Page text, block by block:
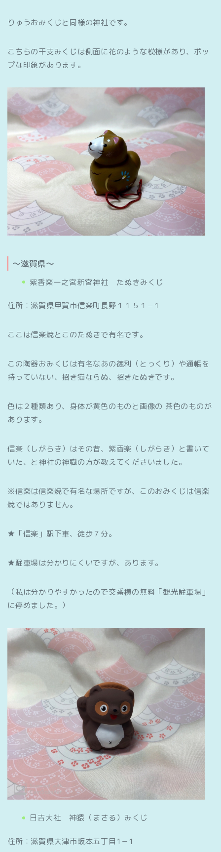
りゅうおみくじと同様の神社です。
こちらの干支みくじは側面に花のような模様があり、ポッ
プな印象があります。
～滋賀県～
紫香楽一之宮新宮神社 たぬきみくじ
住所：滋賀県甲賀市信楽町長野１１５１−１
ここは信楽焼とこのたぬきで有名です。
この陶器おみくじは有名なあの徳利（とっくり）や通帳を
持っていない、招き猫ならぬ、招きたぬきです。
色は２種類あり、身体が黄色のものと画像の 茶色のものが
あります。
信楽（しがらき）はその昔、紫香楽（しがらき）と書いて
いた、と神社の神職の方が教えてくださいました。
※信楽は信楽焼で有名な場所ですが、このおみくじは信楽
焼ではありません。
★「信楽」駅下車、徒歩７分。
★駐車場は分かりにくいですが、あります。
（私は分かりやすかったので交番横の無料「観光駐車場」
に停めました。）
日吉大社 神猿（まさる）みくじ
住所：滋賀県大津市坂本五丁目1－1